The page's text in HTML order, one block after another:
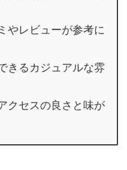
やレビューが参考に
きるカジュアルな雰
クセスの良さと味が